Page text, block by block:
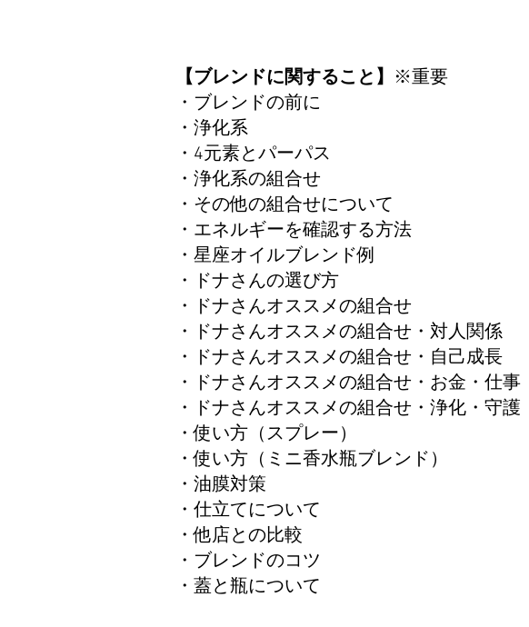
【ブレンドに関すること】 ※重要
​・ブレンドの前に
​・浄化系
・4元素とパーパス
​​・浄化系の組合せ
​​・その他の組合せについて
​​・エネルギーを確認する方法
​​・星座オイルブレンド例
​・ドナさんの選び方
・ドナさんオススメの組合せ
​​・ドナさんオススメの組合せ・対人関係
​​​・ドナさんオススメの組合せ・自己成長
​​・ドナさんオススメの組合せ・お金・仕事
​​・ドナさんオススメの組合せ・浄化・守護
​​​​・使い方（スプレー）
​・使い方（ミニ香水瓶ブレンド）
​​・油膜対策
​​・仕立てについて
​・他店との比較
​・ブレンドのコツ
​・蓋と瓶について​